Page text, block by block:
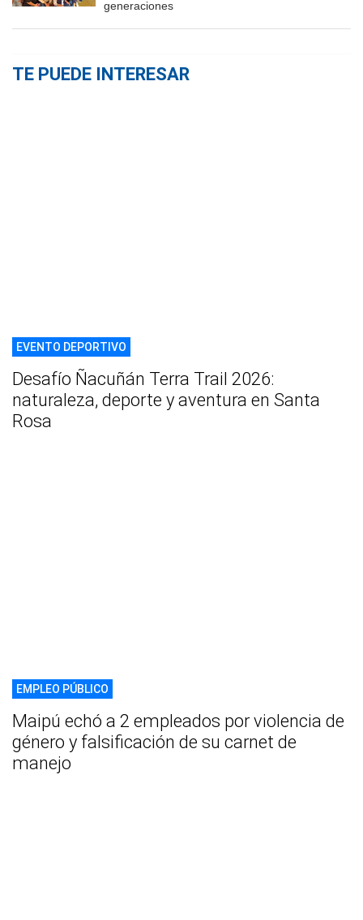
generaciones
TE PUEDE INTERESAR
EVENTO DEPORTIVO
Desafío Ñacuñán Terra Trail 2026:
naturaleza, deporte y aventura en Santa
Rosa
EMPLEO PÚBLICO
Maipú echó a 2 empleados por violencia de
género y falsificación de su carnet de
manejo